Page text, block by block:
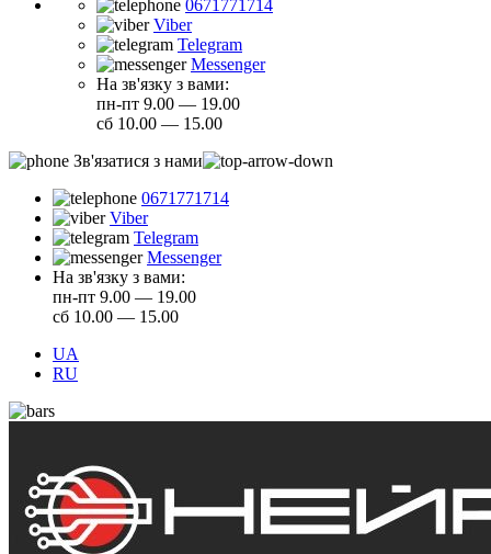
0671771714
Viber
Telegram
Messenger
На зв'язку з вами:
пн-пт 9.00 — 19.00
сб 10.00 — 15.00
Зв'язатися з нами
0671771714
Viber
Telegram
Messenger
На зв'язку з вами:
пн-пт 9.00 — 19.00
сб 10.00 — 15.00
UA
RU